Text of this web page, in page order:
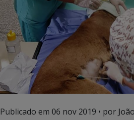
Publicado em 06 nov 2019 • por